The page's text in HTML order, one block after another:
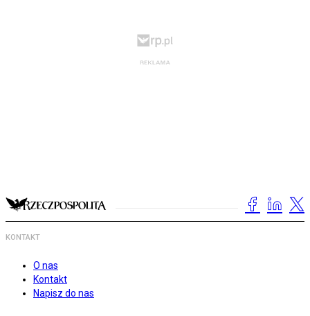
KONTAKT
O nas
Kontakt
Napisz do nas